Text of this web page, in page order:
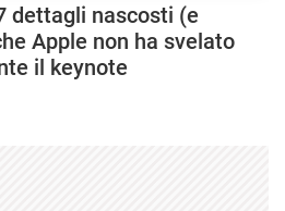
dettagli nascosti (e
Apple non ha svelato
il keynote